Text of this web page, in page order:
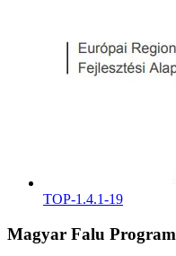
TOP-1.4.1-19
Magyar Falu Program